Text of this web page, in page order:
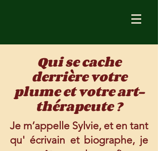
Qui se cache
derrière votre
plume et votre art-
thérapeute ?
Je m’appelle Sylvie, et en tant
qu' écrivain et biographe, je